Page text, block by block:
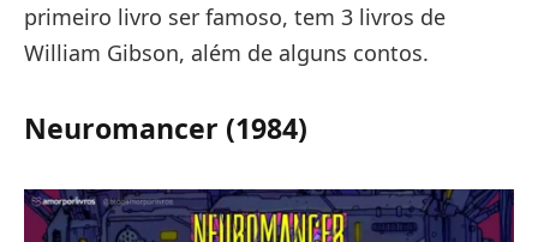
primeiro livro ser famoso, tem 3 livros de
William Gibson, além de alguns contos.
Neuromancer (1984)